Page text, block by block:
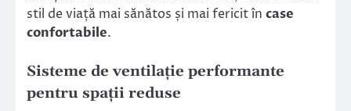
stil de viață mai sănătos și mai fericit în case
confortabile.
Sisteme de ventilație performante
pentru spații reduse